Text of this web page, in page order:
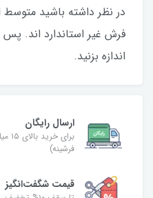
در نظر داشته باشید
فرش غیر استاندارد اند. پس
اندازه بزنید.
ارسال رایگان
فرشینه)
قیمت شگفت‌انگیز